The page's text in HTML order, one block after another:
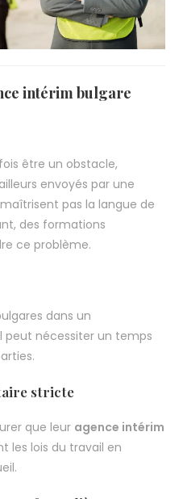
intérim bulgare
être un obstacle,
envoyés par une
pas la langue de
des formations
ce problème.
dans un
nécessiter un temps
stricte
que leur agence intérim
les lois du travail en